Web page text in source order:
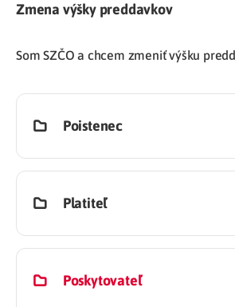
Zmena výšky preddavkov
Som SZČO a chcem zmeniť výšku
Poistenec
Platiteľ
Poskytovateľ